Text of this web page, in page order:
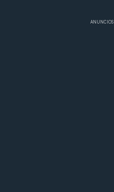
ANUNCIOS